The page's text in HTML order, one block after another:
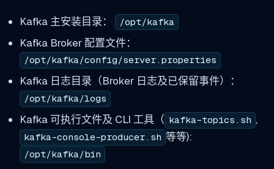
Kafka 主安装目录： /opt/kafka
Kafka Broker 配置文件：
/opt/kafka/config/server.properties
Kafka 日志目录（Broker 日志及已保留事件）：
/opt/kafka/logs
Kafka 可执行文件及 CLI 工具（ kafka-topics.sh ,
kafka-console-producer.sh 等等):
/opt/kafka/bin